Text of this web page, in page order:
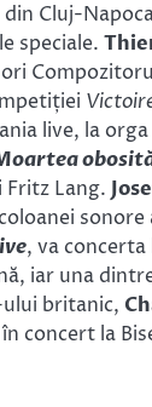
Cluj-
speciale.
live, la
Fritz Lang.
sonore
, va concerta
iar una
britanic,
concert la